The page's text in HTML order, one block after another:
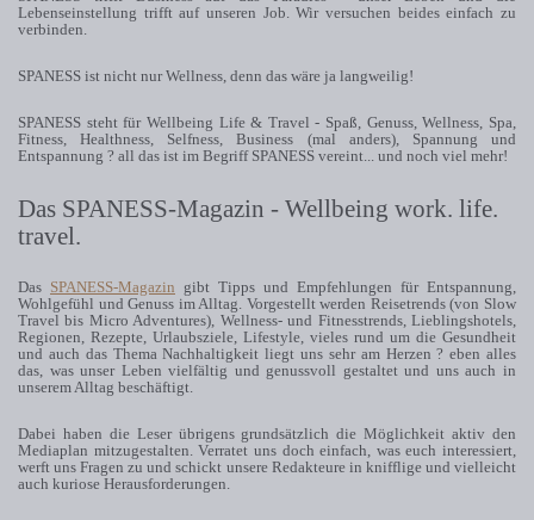
Lebenseinstellung trifft auf unseren Job. Wir versuchen beides einfach zu
verbinden.
SPANESS ist nicht nur Wellness, denn das wäre ja langweilig!
SPANESS steht für Wellbeing Life & Travel - Spaß, Genuss, Wellness, Spa,
Fitness, Healthness, Selfness, Business (mal anders), Spannung und
Entspannung ? all das ist im Begriff SPANESS vereint... und noch viel mehr!
Das SPANESS-Magazin - Wellbeing work. life.
travel.
Das SPANESS-Magazin gibt Tipps und Empfehlungen für Entspannung,
Wohlgefühl und Genuss im Alltag. Vorgestellt werden Reisetrends (von Slow
Travel bis Micro Adventures), Wellness- und Fitnesstrends, Lieblingshotels,
Regionen, Rezepte, Urlaubsziele, Lifestyle, vieles rund um die Gesundheit
und auch das Thema Nachhaltigkeit liegt uns sehr am Herzen ? eben alles
das, was unser Leben vielfältig und genussvoll gestaltet und uns auch in
unserem Alltag beschäftigt.
Dabei haben die Leser übrigens grundsätzlich die Möglichkeit aktiv den
Mediaplan mitzugestalten. Verratet uns doch einfach, was euch interessiert,
werft uns Fragen zu und schickt unsere Redakteure in knifflige und vielleicht
auch kuriose Herausforderungen.